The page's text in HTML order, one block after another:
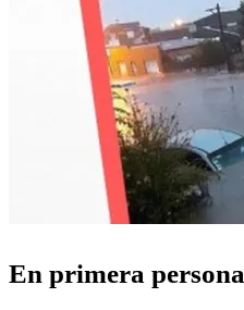
En primera persona